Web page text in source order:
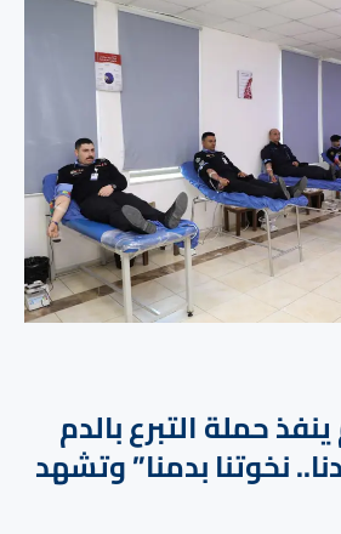
حملة التبرع بالدم
نخوتنا بدمنا” وتشهد